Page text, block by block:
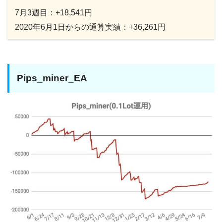
7月3週目：+18,541円
2020年6月1日からの通算実績：+36,261円
Pips_miner_EA